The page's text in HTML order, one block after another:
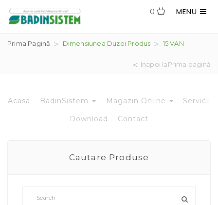
MENU
0
Prima Pagină Dimensiunea Duzei Produs 15 VAN
Inapoi laPrima pagină
Acasa BadinSistem Magazin Online Servicii
Download Contact
Cautare Produse